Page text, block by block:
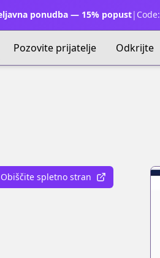
ponudba — 15% popust| Code:
Pozovite prijatelje Odkrijte
Obiščite spletno stran